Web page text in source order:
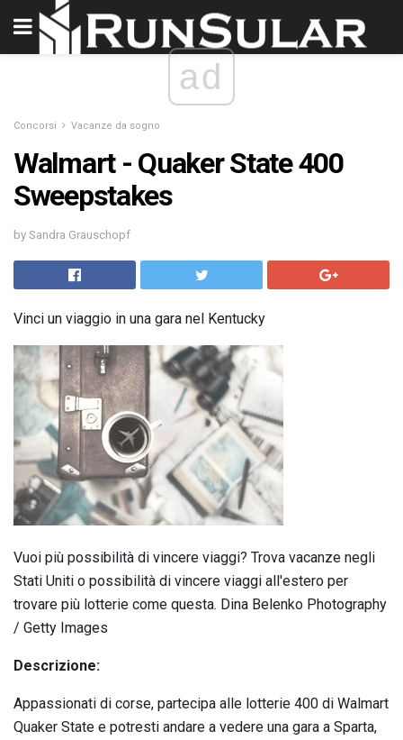
ad
Concorsi Vacanze da sogno
Walmart - Quaker State 400
Sweepstakes
by Sandra Grauschopf
Vinci un viaggio in una gara nel Kentucky
Vuoi più possibilità di vincere viaggi? Trova vacanze negli
Stati Uniti o possibilità di vincere viaggi all'estero per
trovare più lotterie come questa. Dina Belenko Photography
/ Getty Images
Descrizione:
Appassionati di corse, partecipa alle lotterie 400 di Walmart
Quaker State e potresti andare a vedere una gara a Sparta,